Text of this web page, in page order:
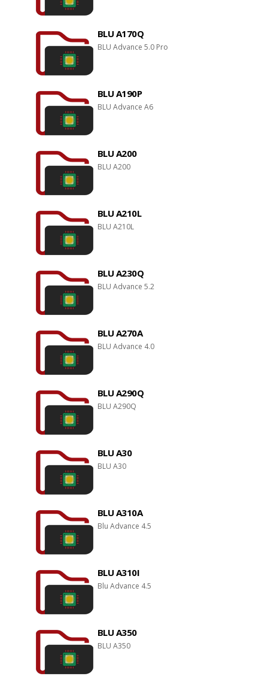
BLU A170Q
BLU Advance 5.0 Pro
BLU A190P
BLU Advance A6
BLU A200
BLU A200
BLU A210L
BLU A210L
BLU A230Q
BLU Advance 5.2
BLU A270A
BLU Advance 4.0
BLU A290Q
BLU A290Q
BLU A30
BLU A30
BLU A310A
Blu Advance 4.5
BLU A310I
Blu Advance 4.5
BLU A350
BLU A350